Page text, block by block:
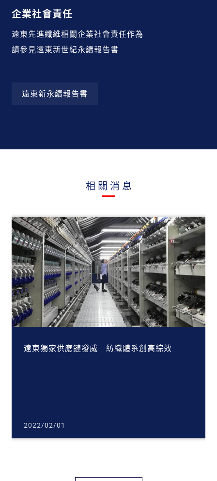
企業社會責任
遠東先進纖維相關企業社會責任作為
請參見遠東新世紀永續報告書
遠東新永續報告書
相關消息
遠東獨家供應鏈發威 紡織體系創高綜效
2022/02/01